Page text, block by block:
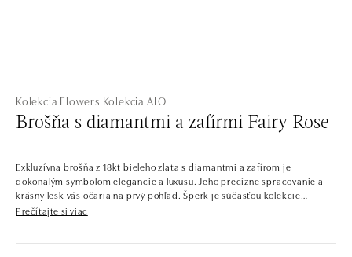
Kolekcia Flowers Kolekcia ALO
Brošňa s diamantmi a zafírmi Fairy Rose
Exkluzívna brošňa z 18kt bieleho zlata s diamantmi a zafírom je
dokonalým symbolom elegancie a luxusu. Jeho precízne spracovanie a
krásny lesk vás očaria na prvý pohľad. Šperk je súčasťou kolekcie
Flowers.
Prečítajte si viac